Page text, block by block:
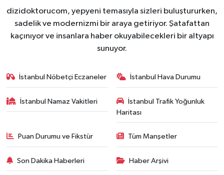
dizidoktorucom, yepyeni temasıyla sizleri buluştururken,
sadelik ve modernizmi bir araya getiriyor. Şatafattan
kaçınıyor ve insanlara haber okuyabilecekleri bir altyapı
sunuyor.
İstanbul Nöbetçi Eczaneler İstanbul Hava Durumu
İstanbul Namaz Vakitleri
İstanbul Trafik Yoğunluk
Haritası
Puan Durumu ve Fikstür Tüm Manşetler
Son Dakika Haberleri Haber Arşivi